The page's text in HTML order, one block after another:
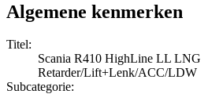
Algemene kenmerken
Titel:
Scania R410 HighLine LL LNG
Retarder/Lift+Lenk/ACC/LDW
Subcategorie: